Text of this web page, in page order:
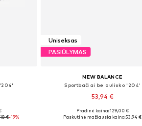
€-19%
Uniseksas
PASIŪLYMAS
NEW BALANCE
Sportbačiai be auliuko '204'
53,94 €
+1
Yra daugybė dydžių
Pradinė kaina: 129,00 €
Paskutinė mažiausia kaina:53,94 €